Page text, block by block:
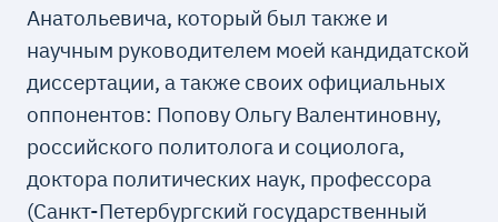
Анатольевича, который был также и
научным руководителем моей кандидатской
диссертации, а также своих официальных
оппонентов: Попову Ольгу Валентиновну,
российского политолога и социолога,
доктора политических наук, профессора
(Санкт-Петербургский государственный